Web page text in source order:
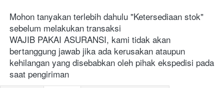
Mohon tanyakan terlebih dahulu "Ketersediaan stok"
sebelum melakukan transaksi
WAJIB PAKAI ASURANSI, kami tidak akan
bertanggung jawab jika ada kerusakan ataupun
kehilangan yang disebabkan oleh pihak ekspedisi pada
saat pengiriman